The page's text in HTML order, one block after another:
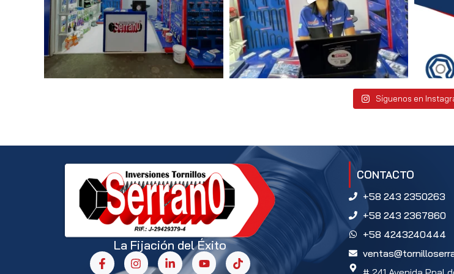
Síguenos en
La Fijación del Éxito
CONTACTO
+58 243 2350263
+58 243 2367860
+58 4243240444